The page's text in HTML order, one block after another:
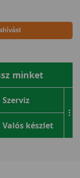
minket
Szerviz
Valós készlet
...